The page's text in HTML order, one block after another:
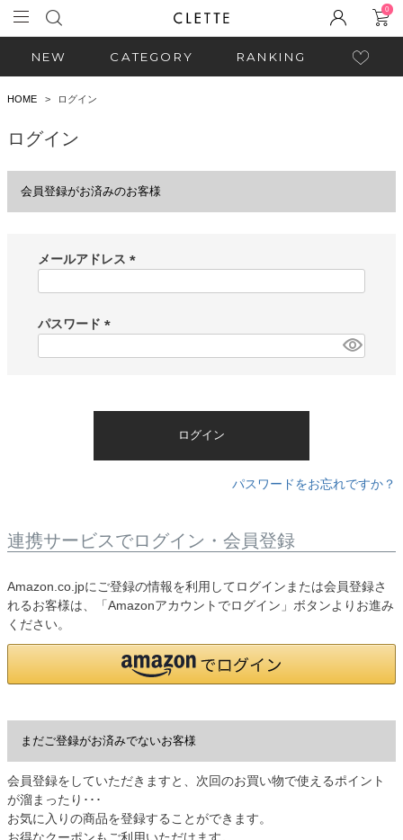
0
NEW CATEGORY RANKING
HOME ログイン
ログイン
会員登録がお済みのお客様
メールアドレス
)
パスワード
ログイン
パスワードをお忘れですか？
連携サービスでログイン・会員登録
Amazon.co.jpにご登録の情報を利用してログインまたは会員登録さ
れるお客様は、「Amazonアカウントでログイン」ボタンよりお進み
ください。
まだご登録がお済みでないお客様
会員登録をしていただきますと、次回のお買い物で使えるポイント
が溜まったり･･･
お気に入りの商品を登録することができます。